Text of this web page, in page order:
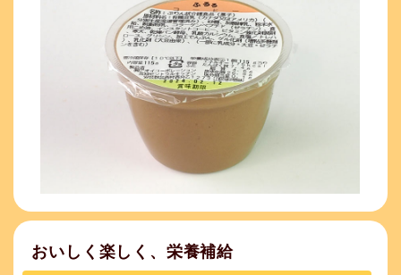
おいしく楽しく、栄養補給